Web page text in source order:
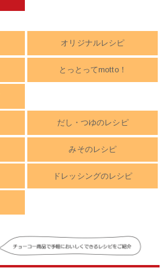
オリジナルレシピ
とっとってmotto！
だし・つゆのレシピ
みそのレシピ
ドレッシングのレシピ